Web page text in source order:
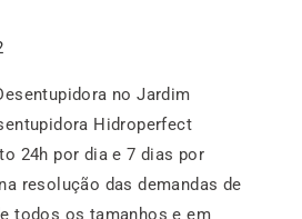
no Jardim
Hidroperfect
24h por dia e 7 dias por
resolução das demandas de
todos os tamanhos e em